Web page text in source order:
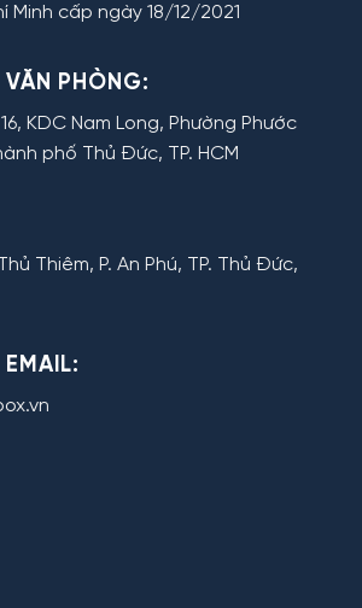
Minh cấp ngày 18/12/2021
PHÒNG:
KDC Nam Long, Phường Phước
phố Thủ Đức, TP. HCM
Thiêm, P. An Phú, TP. Thủ Đức,